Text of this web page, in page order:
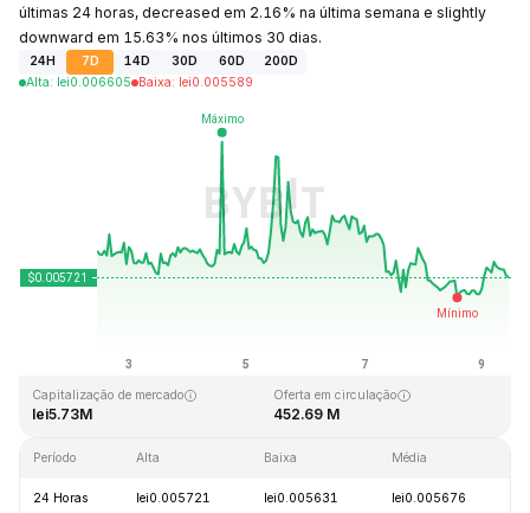
últimas 24 horas, decreased em 2.16% na última semana e slightly
downward em 15.63% nos últimos 30 dias.
24H 7D 14D 30D 60D
200D
Alta: lei0.006605 Baixa: lei0.005589
Capitalização de mercado
lei5.73M
Oferta em circulação
452.69 M
Período Alta Baixa Média
24 Horas lei0.005721 lei0.005631 lei0.005676